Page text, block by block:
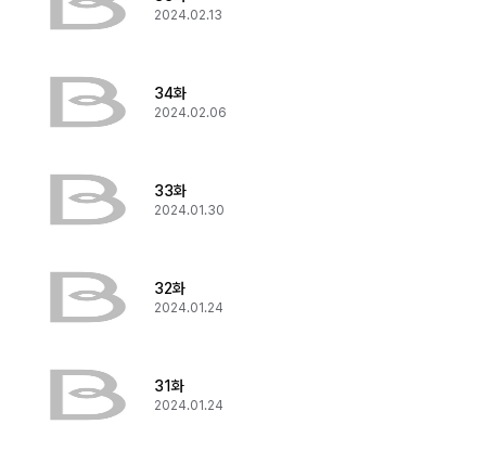
2024.02.13
34화
2024.02.06
33화
2024.01.30
32화
2024.01.24
31화
2024.01.24